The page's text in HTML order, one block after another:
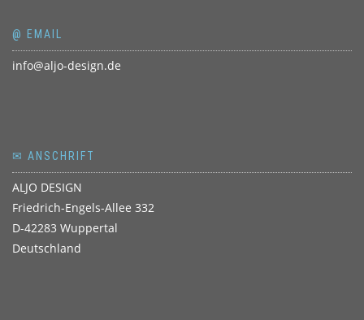
@ EMAIL
info@aljo-design.de
✉ ANSCHRIFT
ALJO DESIGN
Friedrich-Engels-Allee 332
D-42283 Wuppertal
Deutschland